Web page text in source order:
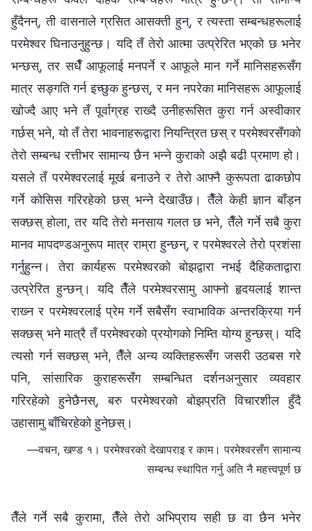
हुँदैनन्, ती वासनाले ग्रसित आसक्ती हुन्, र त्यस्ता सम्बन्धहरूलाई
परमेश्‍वर घिनाउनुहुन्छ। यदि तँ तेरो आत्मा उत्प्रेरित भएको छ भनेर
भन्छस्, तर सधैँ आफूलाई मनपर्ने र आफूले मान गर्ने मानिसहरूसँग
मात्र सङ्गति गर्न इच्छुक हुन्छस्, र मन नपरेका मानिसहरू आफूलाई
खोज्‍दै आए भने तँ पूर्वाग्रह राख्दै उनीहरूसित कुरा गर्न अस्वीकार
गर्छस् भने, यो तँ तेरा भावनाहरूद्वारा नियन्त्रित छस् र परमेश्‍वरसँगको
तेरो सम्बन्ध रत्तीभर सामान्य छैन भन्‍ने कुराको अझै बढी प्रमाण हो।
यसले तँ परमेश्‍वरलाई मूर्ख बनाउने र तेरो आफ्नै कुरूपता ढाकछोप
गर्ने कोसिस गरिरहेको छस् भन्‍ने देखाउँछ। तैँले केही ज्ञान बाँड्न
सक्‍छस् होला, तर यदि तेरो मनसाय गलत छ भने, तैँले गर्ने सबै कुरा
मानव मापदण्डअनुरूप मात्र राम्रा हुन्छन्, र परमेश्‍वरले तेरो प्रशंसा
गर्नुहुन्‍न। तेरा कार्यहरू परमेश्‍वरको बोझद्वारा नभई दैहिकताद्वारा
उत्प्रेरित हुन्छन्। यदि तैँले परमेश्‍वरसामु आफ्‍नो हृदयलाई शान्त
राख्‍न र परमेश्‍वरलाई प्रेम गर्ने सबैसँग स्वाभाविक अन्तरक्रिया गर्न
सक्छस् भने मात्रै तँ परमेश्‍वरको प्रयोगको निम्ति योग्य हुन्छस्। यदि
त्यसो गर्न सक्छस् भने, तैँले अन्य व्यक्तिहरूसँग जसरी उठबस गरे
पनि, सांसारिक कुराहरूसँग सम्‍बन्धित दर्शनअनुसार व्यवहार
गरिरहेको हुनेछैनस्, बरु परमेश्‍वरको बोझप्रति विचारशील हुँदै
उहासामु बाँचिरहेको हुनेछस्।
—वचन, खण्ड १। परमेश्‍वरको देखापराइ र काम। परमेश्‍वरसँग सामान्य
सम्बन्ध स्थापित गर्नु अति नै महत्त्वपूर्ण छ
तैँले गर्ने सबै कुरामा, तैँले तेरो अभिप्राय सही छ वा छैन भनेर